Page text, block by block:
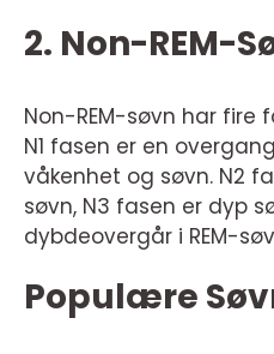
2. Non-REM-
Non-REM-søvn har fire
N1 fasen er en
våkenhet og søvn. N2
søvn, N3 fasen er dyp
dybdeovergår i REM-
Populære